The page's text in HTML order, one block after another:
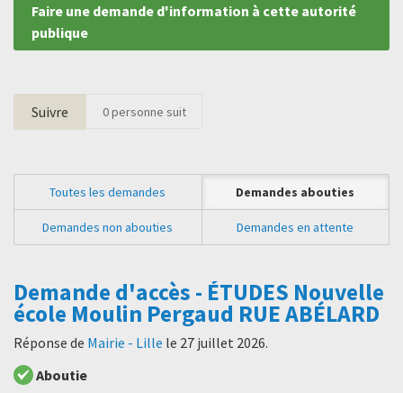
Faire une demande d'information à cette autorité
publique
Suivre 0personne suit
Toutes les demandes Demandes abouties
Demandes non abouties Demandes en attente
Demande d'accès - ÉTUDES Nouvelle
école Moulin Pergaud RUE ABÉLARD
Réponse de Mairie - Lille le 27 juillet 2026.
Aboutie